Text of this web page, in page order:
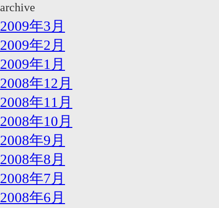
archive
2009年3月
2009年2月
2009年1月
2008年12月
2008年11月
2008年10月
2008年9月
2008年8月
2008年7月
2008年6月